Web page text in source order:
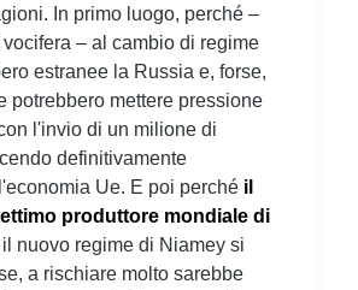
In primo luogo, perché –
– al cambio di regime
estranee la Russia e, forse,
potrebbero mettere pressione
l'invio di un milione di
definitivamente
Ue. E poi perché il
produttore mondiale di
nuovo regime di Niamey si
a rischiare molto sarebbe